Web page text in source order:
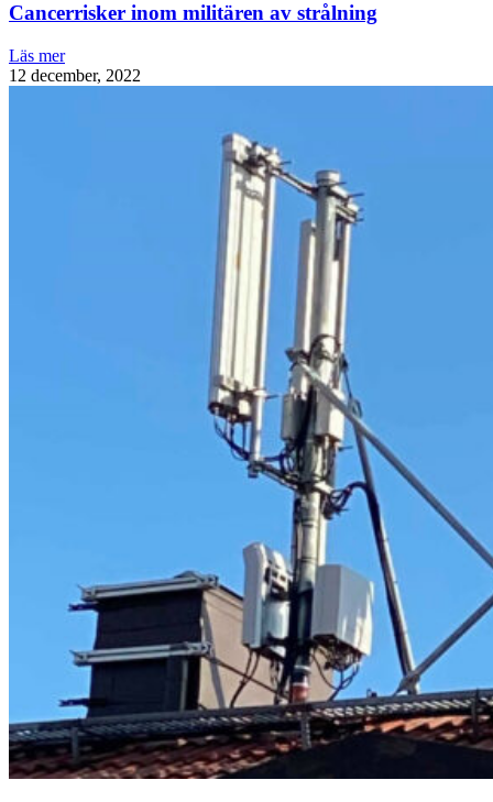
Cancerrisker inom militären av strålning
Läs mer
12 december, 2022